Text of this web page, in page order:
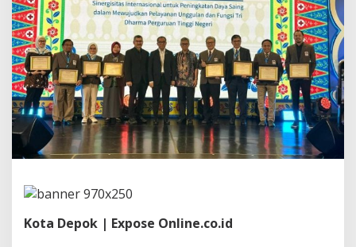
k
e
T
i
n
g
k
a
t
n
a
Kota Depok | Expose Online.co.id